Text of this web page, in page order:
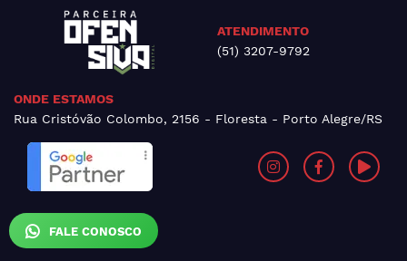
FALE CONOSCO
ATENDIMENTO
(51) 3207-9792
ONDE ESTAMOS
Rua Cristóvão Colombo, 2156 - Floresta - Porto Alegre/RS